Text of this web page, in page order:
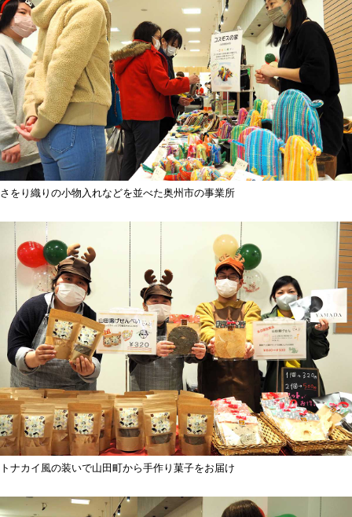
さをり織りの小物入れなどを並べた奥州市の事業所
トナカイ風の装いで山田町から手作り菓子をお届け